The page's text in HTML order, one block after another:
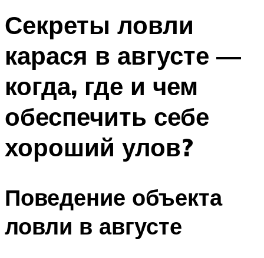
Секреты ловли
карася в августе —
когда, где и чем
обеспечить себе
хороший улов?
Поведение объекта
ловли в августе